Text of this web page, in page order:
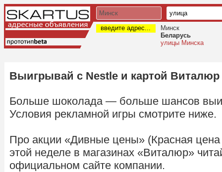
введите адрес...
Минск
Беларусь
улицы Минска
Выигрывай с Nestle и картой Виталюр
Больше шоколада — больше шансов
Условия рекламной игры смотрите ниже.
Про акции «Дивные цены» (Красная цена
этой неделе в магазинах «Виталюр»
официальном сайте компании.